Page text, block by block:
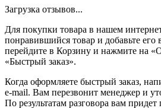
Загрузка отзывов...
Для покупки товара в нашем
понравившийся товар и добавьте его
перейдите в Корзину и нажмите на
«Быстрый заказ».
Когда оформляете быстрый заказ,
e-mail. Вам перезвонит менеджер и
По результатам разговора вам